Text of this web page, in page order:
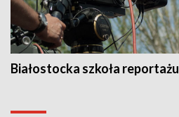
Białostocka szkoła reportażu